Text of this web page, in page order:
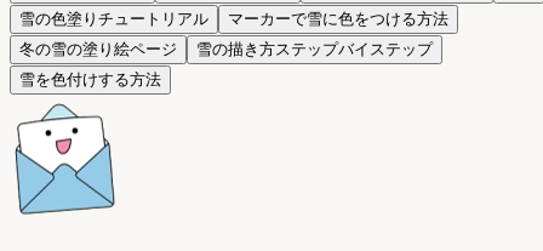
雪の色塗りチュートリアル
マーカーで雪に色をつける方法
冬の雪の塗り絵ページ
雪の描き方ステップバイステップ
雪を色付けする方法